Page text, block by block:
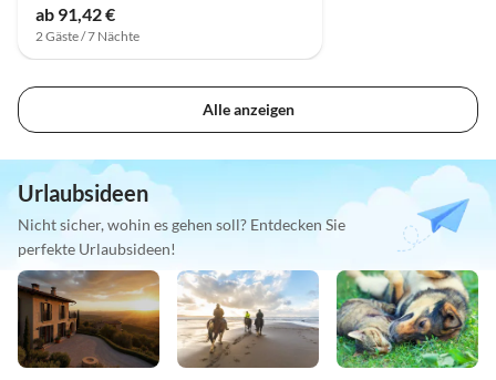
ab 91,42 €
2 Gäste / 7 Nächte
Alle anzeigen
Urlaubsideen
Nicht sicher, wohin es gehen soll? Entdecken Sie
perfekte Urlaubsideen!